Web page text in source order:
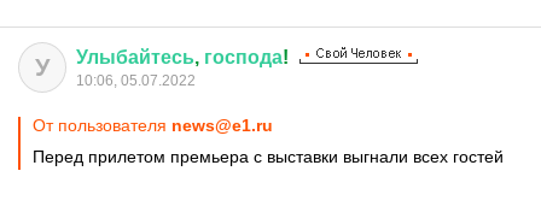
У Улыбайтесь, господа!
10:06, 05.07.2022
От пользователя news@e1.ru
Перед прилетом премьера с выставки выгнали всех гостей